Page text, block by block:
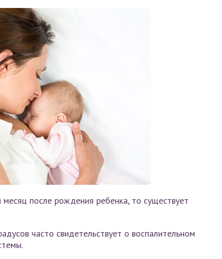
после рождения ребенка, то существует
часто свидетельствует о воспалительном